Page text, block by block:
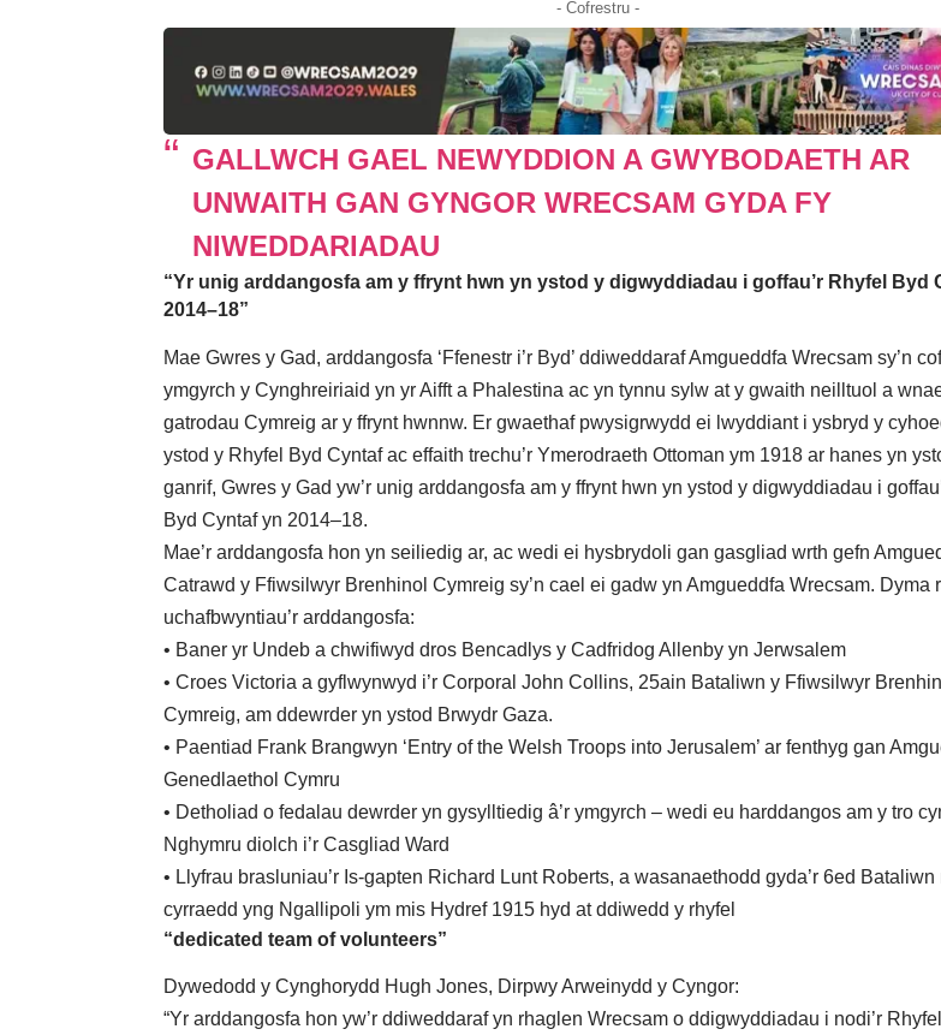
- Cofrestru -
GALLWCH GAEL NEWYDDION A GWYBODAETH AR
UNWAITH GAN GYNGOR WRECSAM GYDA FY
NIWEDDARIADAU
“Yr unig arddangosfa am y ffrynt hwn yn ystod y digwyddiadau i goffau’r Rhyfel Byd
2014–18”
Mae Gwres y Gad, arddangosfa ‘Ffenestr i’r Byd’ ddiweddaraf Amgueddfa Wrecsam sy’n
ymgyrch y Cynghreiriaid yn yr Aifft a Phalestina ac yn tynnu sylw at y gwaith neilltuol a
gatrodau Cymreig ar y ffrynt hwnnw. Er gwaethaf pwysigrwydd ei lwyddiant i ysbryd y
ystod y Rhyfel Byd Cyntaf ac effaith trechu’r Ymerodraeth Ottoman ym 1918 ar hanes yn
ganrif, Gwres y Gad yw’r unig arddangosfa am y ffrynt hwn yn ystod y digwyddiadau i
Byd Cyntaf yn 2014–18.
Mae’r arddangosfa hon yn seiliedig ar, ac wedi ei hysbrydoli gan gasgliad wrth gefn
Catrawd y Ffiwsilwyr Brenhinol Cymreig sy’n cael ei gadw yn Amgueddfa Wrecsam. Dyma
uchafbwyntiau’r arddangosfa:
• Baner yr Undeb a chwifiwyd dros Bencadlys y Cadfridog Allenby yn Jerwsalem
• Croes Victoria a gyflwynwyd i’r Corporal John Collins, 25ain Bataliwn y Ffiwsilwyr
Cymreig, am ddewrder yn ystod Brwydr Gaza.
• Paentiad Frank Brangwyn ‘Entry of the Welsh Troops into Jerusalem’ ar fenthyg gan
Genedlaethol Cymru
• Detholiad o fedalau dewrder yn gysylltiedig â’r ymgyrch – wedi eu harddangos am y tro
Nghymru diolch i’r Casgliad Ward
• Llyfrau brasluniau’r Is-gapten Richard Lunt Roberts, a wasanaethodd gyda’r 6ed Bataliwn
cyrraedd yng Ngallipoli ym mis Hydref 1915 hyd at ddiwedd y rhyfel
“dedicated team of volunteers”
Dywedodd y Cynghorydd Hugh Jones, Dirpwy Arweinydd y Cyngor:
“Yr arddangosfa hon yw’r ddiweddaraf yn rhaglen Wrecsam o ddigwyddiadau i nodi’r